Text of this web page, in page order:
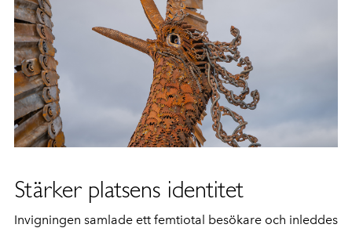
Stärker platsens identitet
Invigningen samlade ett femtiotal besökare och inleddes